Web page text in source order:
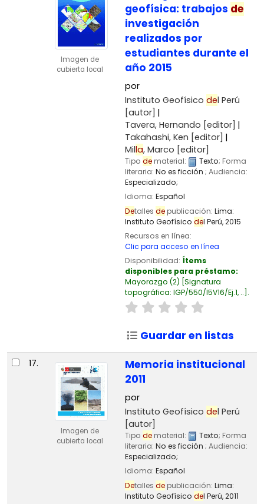
Imagen de
cubierta local
geofísica: trabajos de
investigación
realizados por
estudiantes durante el
año 2015
por
Instituto Geofísico del Perú
[autor]
Tavera, Hernando [editor]
Takahashi, Ken [editor]
Milla, Marco [editor]
Tipo dematerial: Texto; Forma
literaria: No es ficción ; Audiencia:
Especializado;
Idioma: Español
Detalles depublicación: Lima:
Instituto Geofísico del Perú,2015
Recursos en línea:
Clic para acceso en línea
Disponibilidad: Ítems
disponibles para préstamo:
Mayorazgo (2) Signatura
topográfica: IGP/550/I5V16/Ej.1, .. .
Guardar en listas
17.
Imagen de
cubierta local
Memoria institucional
2011
por
Instituto Geofísico del Perú
[autor]
Tipo dematerial: Texto; Forma
literaria: No es ficción ; Audiencia:
Especializado;
Idioma: Español
Detalles depublicación: Lima:
Instituto Geofísico del Perú,2011